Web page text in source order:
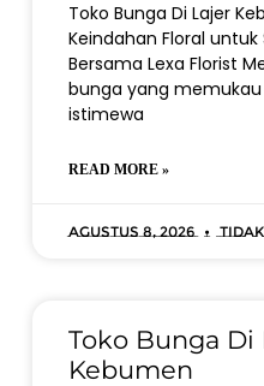
Toko Bunga Di Lajer
Keindahan Floral
Bersama Lexa Florist
bunga yang
istimewa
READ MORE »
Agustus 8, 2026
Toko Bunga Di
Kebumen